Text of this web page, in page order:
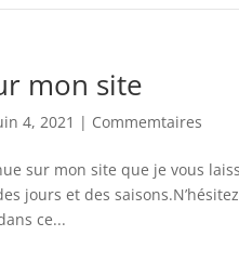
mon site
4, 2021 | Commemtaires
sur mon site que je vous
jours et des
ce...